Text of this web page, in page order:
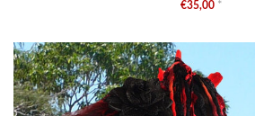
€35,00 *